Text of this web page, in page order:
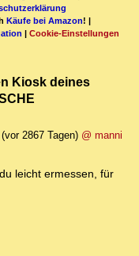
Käufe bei Amazon! |
| Cookie-Einstellungen
Kiosk deines
(vor 2867 Tagen) @ manni
leicht ermessen, für